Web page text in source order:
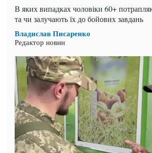
В яких випадках чоловіки 60+
та чи залучають їх до бойових завдань
Владислав Писаренко
Редактор новин